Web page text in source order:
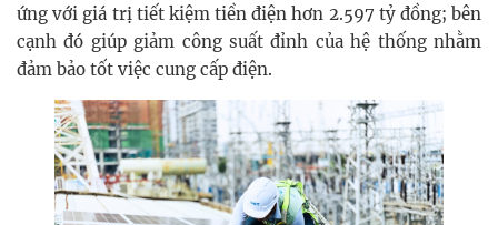
ứng với giá trị tiết kiệm tiền điện hơn 2.597 tỷ đồng; bên
cạnh đó giúp giảm công suất đỉnh của hệ thống nhằm
đảm bảo tốt việc cung cấp điện.